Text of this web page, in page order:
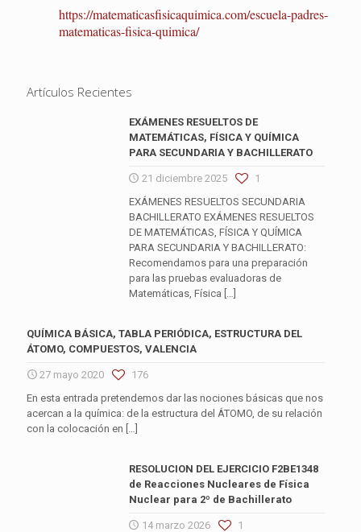
https://matematicasfisicaquimica.com/escuela-padres-
matematicas-fisica-quimica/
Artículos Recientes
EXÁMENES RESUELTOS DE
MATEMÁTICAS, FÍSICA Y QUÍMICA
PARA SECUNDARIA Y BACHILLERATO
21 diciembre 2025
1
EXÁMENES RESUELTOS SECUNDARIA
BACHILLERATO EXÁMENES RESUELTOS
DE MATEMÁTICAS, FÍSICA Y QUÍMICA
PARA SECUNDARIA Y BACHILLERATO:
Recomendamos para una preparación
para las pruebas evaluadoras de
Matemáticas, Física […]
QUÍMICA BÁSICA, TABLA PERIÓDICA, ESTRUCTURA DEL
ÁTOMO, COMPUESTOS, VALENCIA
27 mayo 2020
176
En esta entrada pretendemos dar las nociones básicas que nos
acercan a la química: de la estructura del ÁTOMO, de su relación
con la colocación en […]
RESOLUCION DEL EJERCICIO F2BE1348
de Reacciones Nucleares de Física
Nuclear para 2º de Bachillerato
14 marzo 2026
1